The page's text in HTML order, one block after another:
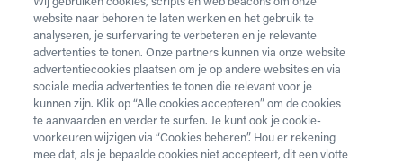
Vul onderstaand formulier in voor de huur van
zorgmateriaal.Dringende levering of levering in het
weekendnodig? Neem telefonisch contact op via 02 218
22 22.
Heb jekrukken nodig? Die kan je enkel aankopen. Wil je
huurmateriaal laten ophalen? Dat kan hier.
website naar behoren te laten werken en het gebruik te
analyseren, je surfervaring te verbeteren en je relevante
advertenties te tonen. Onze partners kunnen via onze website
advertentiecookies plaatsen om je op andere websites en via
sociale media advertenties te tonen die relevant voor je
kunnen zijn. Klik op “Alle cookies accepteren” om de cookies
te aanvaarden en verder te surfen. Je kunt ook je cookie-
voorkeuren wijzigen via “Cookies beheren”. Hou er rekening
mee dat, als je bepaalde cookies niet accepteert, dit een vlotte